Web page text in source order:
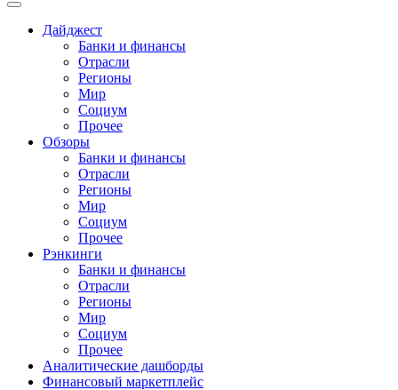
Дайджест
Банки и финансы
Отрасли
Регионы
Мир
Социум
Прочее
Обзоры
Банки и финансы
Отрасли
Регионы
Мир
Социум
Прочее
Рэнкинги
Банки и финансы
Отрасли
Регионы
Мир
Социум
Прочее
Аналитические дашборды
Финансовый маркетплейс